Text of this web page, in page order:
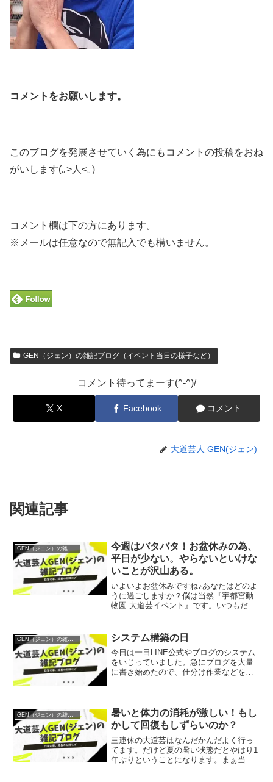
コメントをお願いします。
このブログを発展させていく為にもコメントの投稿をおね
がいします(｡>人<｡)
コメント欄は下の方にあります。
※メールは任意なので無記入でも構いません。
GEN（ジェン）の雑記ブログ（イベント当日の様子など）
コメント待ってまーす(^-^)/
X Facebook コメント
大道芸人 GEN(ジェン)
関連記事
今週はバタバタ！お盆休みの為、
平日が少ない。やらないといけな
いことが沢山ある。
いよいよお盆休みですね♪あなたはどのよ
うに過ごしますか？僕は当然『宇都宮動
物園 大道芸イベント』です。いつもだ
パフォーマンスの為時間が少なかった
（ ＴДＴ）そのため、...
システム構築の日
今日は一日LINE公式やブログのシステム
をいじっていました。急にブログを大量
に書き始めたので、仕分け作業などを行
で、楽しみにしていてく...
暑いと体力の消耗が激しい！もし
かして回復もしずらいのか？
三連休の大道芸はなんだかんだよく行っ
てます。だけど夏の暑い状態だとやはり1
年ぶりということになります。まぁ当た